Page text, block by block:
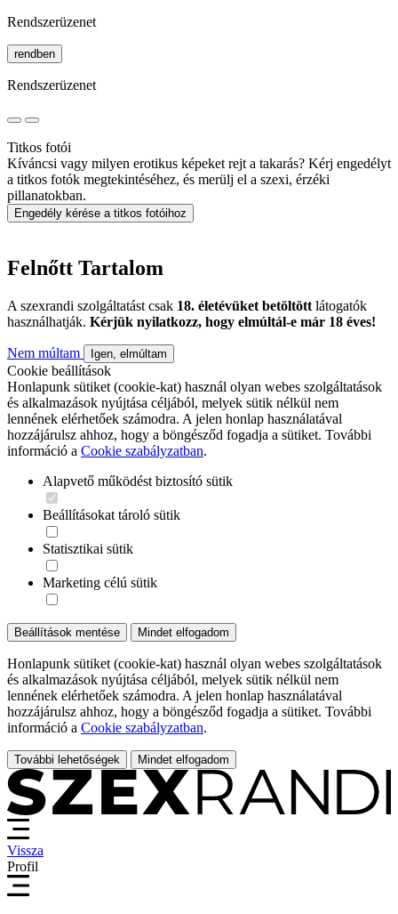
Rendszerüzenet
rendben
Rendszerüzenet
Titkos fotói
Kíváncsi vagy milyen erotikus képeket rejt a takarás? Kérj engedélyt
a titkos fotók megtekintéséhez, és merülj el a szexi, érzéki
pillanatokban.
Engedély kérése a titkos fotóihoz
Felnőtt Tartalom
A szexrandi szolgáltatást csak 18. életévüket betöltött látogatók
használhatják. Kérjük nyilatkozz, hogy elmúltál-e már 18 éves!
Nem múltam Igen, elmúltam
Cookie beállítások
Honlapunk sütiket (cookie-kat) használ olyan webes szolgáltatások
és alkalmazások nyújtása céljából, melyek sütik nélkül nem
lennének elérhetőek számodra. A jelen honlap használatával
hozzájárulsz ahhoz, hogy a böngésződ fogadja a sütiket. További
információ a Cookie szabályzatban.
Alapvető működést biztosító sütik
Beállításokat tároló sütik
Statisztikai sütik
Marketing célú sütik
Beállítások mentése Mindet elfogadom
Honlapunk sütiket (cookie-kat) használ olyan webes szolgáltatások
és alkalmazások nyújtása céljából, melyek sütik nélkül nem
lennének elérhetőek számodra. A jelen honlap használatával
hozzájárulsz ahhoz, hogy a böngésződ fogadja a sütiket. További
információ a Cookie szabályzatban.
További lehetőségek Mindet elfogadom
Vissza
Profil